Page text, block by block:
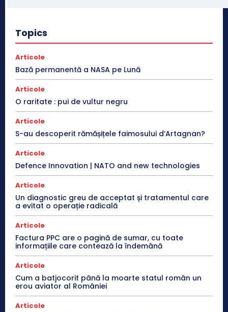
Topics
Articole
Bază permanentă a NASA pe Lună
Articole
O raritate : pui de vultur negru
Articole
S-au descoperit rămășițele faimosului d’Artagnan?
Articole
Defence Innovation | NATO and new technologies
Articole
Un diagnostic greu de acceptat și tratamentul care
a evitat o operație radicală
Articole
Factura PPC are o pagină de sumar, cu toate
informațiile care contează la îndemână
Articole
Cum a batjocorit până la moarte statul român un
erou aviator al României
Articole